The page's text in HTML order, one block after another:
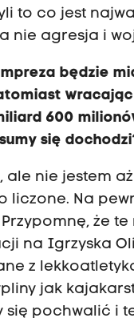
to co jest
nie agresja i
będzie
600
się
ale nie jestem
liczone. Na
że
na Igrzyska
z
jak
się pochwalić i